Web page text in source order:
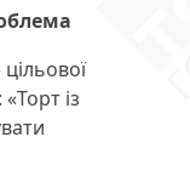
із